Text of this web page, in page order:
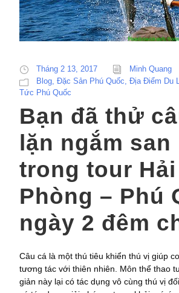
Tháng 2 13, 2017
Minh Quang
Blog Đặc Sản Phú Quốc Địa Điểm Du
Tức Phú Quốc
Bạn đã thử
lặn ngắm san
trong tour Hải
Phòng – Phú
ngày 2 đêm
Câu cá là một thú tiêu khiển thú vị giúp
tương tác với thiên nhiên. Môn thể thao
giản này lại có tác dụng vô cùng thú vị